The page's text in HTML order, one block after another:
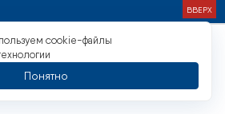
ВВЕРХ
cookie-файлы
Понятно